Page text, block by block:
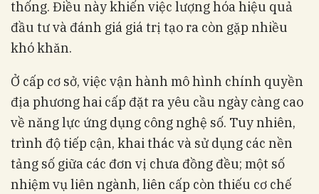
thống. Điều này khiến việc lượng hóa hiệu quả
đầu tư và đánh giá giá trị tạo ra còn gặp nhiều
khó khăn.
Ở cấp cơ sở, việc vận hành mô hình chính quyền
địa phương hai cấp đặt ra yêu cầu ngày càng cao
về năng lực ứng dụng công nghệ số. Tuy nhiên,
trình độ tiếp cận, khai thác và sử dụng các nền
tảng số giữa các đơn vị chưa đồng đều; một số
nhiệm vụ liên ngành, liên cấp còn thiếu cơ chế